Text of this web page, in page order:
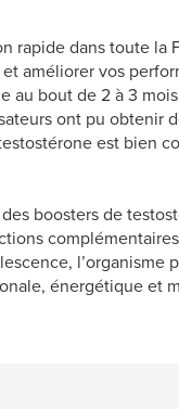
rapide dans toute la
améliorer vos
au bout de 2 à 3
ont pu obtenir
est bien
boosters de
l’organisme
énergétique et